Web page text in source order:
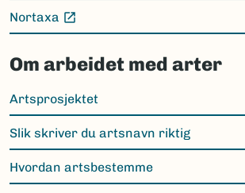
Nortaxa
(Ekstern lenke)
Om arbeidet med arter
Artsprosjektet
Slik skriver du artsnavn riktig
Hvordan artsbestemme